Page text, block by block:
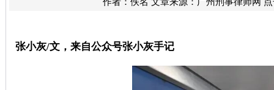
张小灰/文，来自公众号张小灰手记